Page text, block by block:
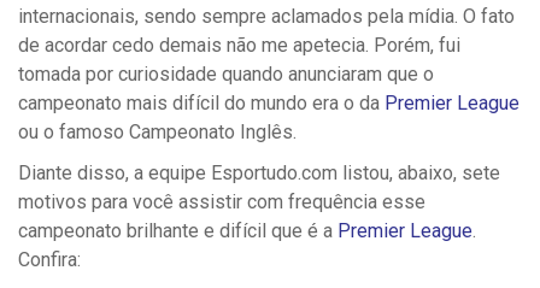
internacionais, sendo sempre aclamados pela mídia. O fato
de acordar cedo demais não me apetecia. Porém, fui
tomada por curiosidade quando anunciaram que o
campeonato mais difícil do mundo era o da Premier League
ou o famoso Campeonato Inglês.
Diante disso, a equipe Esportudo.com listou, abaixo, sete
motivos para você assistir com frequência esse
campeonato brilhante e difícil que é a Premier League
Confira: